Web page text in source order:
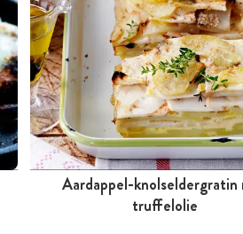
Meer dan 1 uur
Aardappel-knolseldergratin
truffelolie